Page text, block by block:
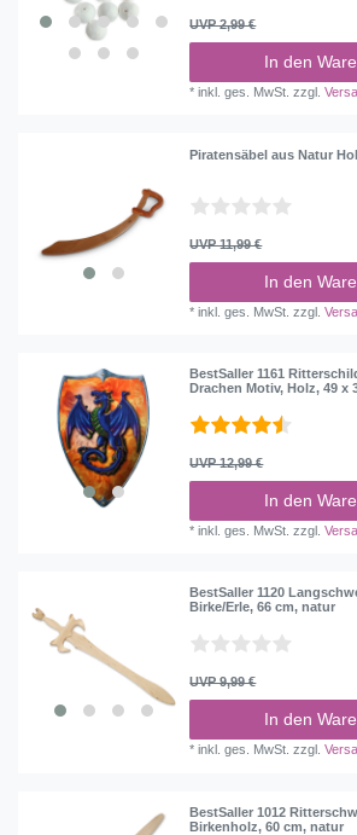
UVP 2,99 €
In den
*inkl. ges. MwSt. zzgl.
Piratensäbel aus Natur
UVP 11,99 €
In den
*inkl. ges. MwSt. zzgl.
BestSaller 1161
Drachen Motiv, Holz, 49 x
UVP 12,99 €
In den
*inkl. ges. MwSt. zzgl.
BestSaller 1120
Birke/Erle, 66 cm, natur
UVP 9,99 €
In den
*inkl. ges. MwSt. zzgl.
BestSaller 1012
Birkenholz, 60 cm, natur